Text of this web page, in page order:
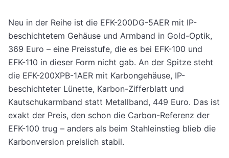
Neu in der Reihe ist die EFK-200DG-5AER mit IP-
beschichtetem Gehäuse und Armband in Gold-Optik,
369 Euro – eine Preisstufe, die es bei EFK-100 und
EFK-110 in dieser Form nicht gab. An der Spitze steht
die EFK-200XPB-1AER mit Karbongehäuse, IP-
beschichteter Lünette, Karbon-Zifferblatt und
Kautschukarmband statt Metallband, 449 Euro. Das ist
exakt der Preis, den schon die Carbon-Referenz der
EFK-100 trug – anders als beim Stahleinstieg blieb die
Karbonversion preislich stabil.